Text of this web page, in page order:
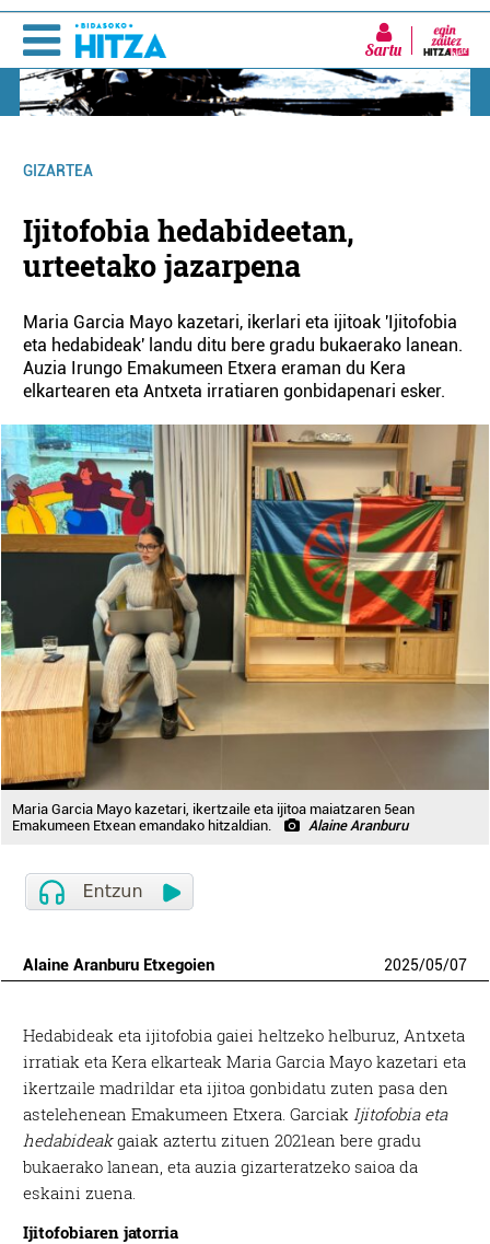
Sartu
GIZARTEA
Ijitofobia hedabideetan,
urteetako jazarpena
Maria Garcia Mayo kazetari, ikerlari eta ijitoak 'Ijitofobia
eta hedabideak' landu ditu bere gradu bukaerako lanean.
Auzia Irungo Emakumeen Etxera eraman du Kera
elkartearen eta Antxeta irratiaren gonbidapenari esker.
Maria Garcia Mayo kazetari, ikertzaile eta ijitoa maiatzaren 5ean
Emakumeen Etxean emandako hitzaldian.
Alaine Aranburu
Alaine Aranburu Etxegoien 2025/05/07
Hedabideak eta ijitofobia gaiei heltzeko helburuz, Antxeta
irratiak eta Kera elkarteak Maria Garcia Mayo kazetari eta
ikertzaile madrildar eta ijitoa gonbidatu zuten pasa den
astelehenean Emakumeen Etxera. Garciak Ijitofobia eta
hedabideakgaiak aztertu zituen 2021ean bere gradu
bukaerako lanean, eta auzia gizarteratzeko saioa da
eskaini zuena.
Ijitofobiaren jatorria